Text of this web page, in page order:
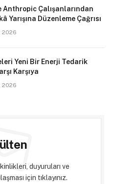
Anthropic Çalışanlarından
Yarışına Düzenleme Çağrısı
2026
Yeni Bir Enerji Tedarik
Karşıya
2026
duyuruları ve
için tıklayınız.